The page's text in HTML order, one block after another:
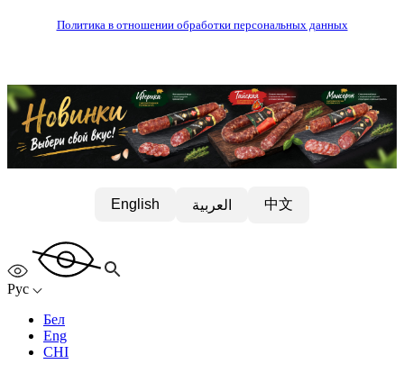
Политика в отношении обработки персональных данных
English العربية 中文
Рус
Бел
Eng
CHI